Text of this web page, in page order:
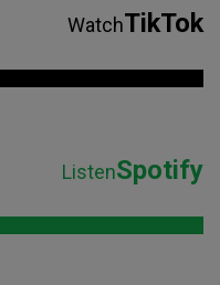
WatchTikTok
ListenSpotify